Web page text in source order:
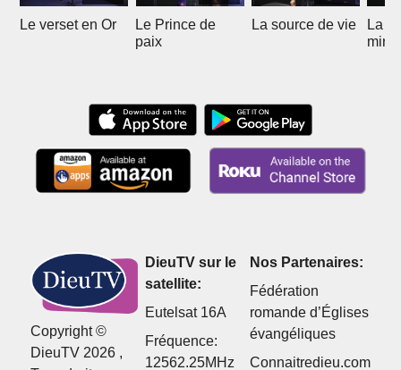
Le verset en Or
Le Prince de
paix
La source de vie
La
Copyright ©
DieuTV 2026 ,
DieuTV sur le
satellite:
Eutelsat 16A
Fréquence:
12562.25MHz
Nos Partenaires:
Fédération
romande d’Églises
évangéliques
Connaitredieu.com